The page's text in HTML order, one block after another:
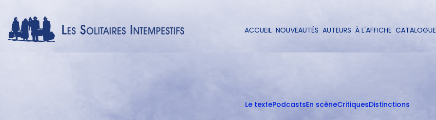
contenu
Navigation
ACCUEIL NOUVEAUTÉS AUTEURS À L'AFFICHE CATALOGUE
Le textePodcastsEn scèneCritiquesDistinctions